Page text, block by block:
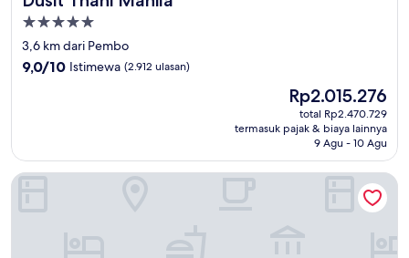
Properti
bintang
5.0
3,6 km dari Pembo
9.0
9,0/10 Istimewa (2.912 ulasan)
Harga
sekarang
Rp2.015.276
Rp2.015.276
total Rp2.470.729
termasuk pajak & biaya lainnya
9 Agu - 10 Agu
City Garden GRAND Hotel